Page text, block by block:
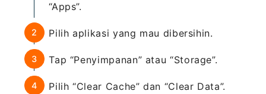
“Apps”.
Pilih aplikasi yang mau dibersihin.
Tap “Penyimpanan” atau “Storage”.
Pilih “Clear Cache” dan “Clear Data”.